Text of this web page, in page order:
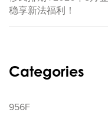
稳享新法福利！
Categories
956F